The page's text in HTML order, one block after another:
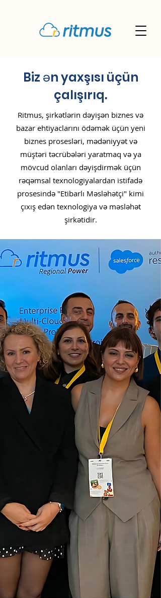
Biz ən yaxşısı üçün
çalışırıq.
Ritmus, şirkətlərin dəyişən biznes və
bazar ehtiyaclarını ödəmək üçün yeni
biznes prosesləri, mədəniyyət və
müştəri təcrübələri yaratmaq və ya
mövcud olanları dəyişdirmək üçün
rəqəmsal texnologiyalardan istifadə
prosesində "Etibarlı Məsləhətçi" kimi
çıxış edən texnologiya və məsləhət
şirkətidir.